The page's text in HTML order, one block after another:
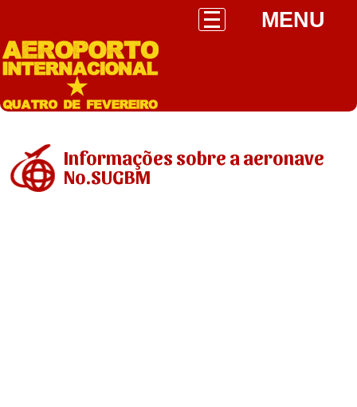
MENU
Informações sobre a aeronave
No.SUGBM